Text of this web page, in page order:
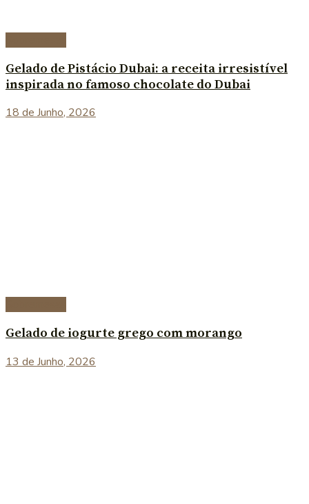
Gelado de Pistácio Dubai: a receita irresistível
inspirada no famoso chocolate do Dubai
18 de Junho, 2026
Gelado de iogurte grego com morango
13 de Junho, 2026